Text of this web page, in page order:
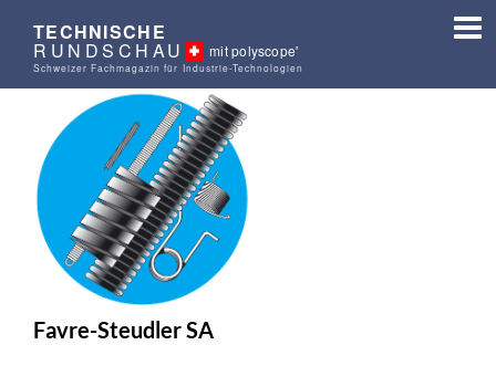
TECHNISCHE
RUNDSCHAU mit polyscope'
Schweizer Fachmagazin für Industrie-Technologien
Favre-Steudler SA